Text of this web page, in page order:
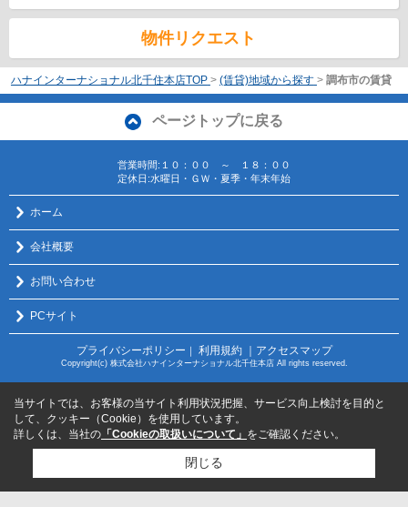
物件リクエスト
ハナインターナショナル北千住本店TOP > (賃貸)地域から探す > 調布市の賃貸
ページトップに戻る
営業時間:１０：００ ～ １８：００
定休日:水曜日・ＧＷ・夏季・年末年始
ホーム
会社概要
お問い合わせ
PCサイト
プライバシーポリシー ｜ 利用規約 ｜アクセスマップ
Copyright(c) 株式会社ハナインターナショナル北千住本店 All rights reserved.
当サイトでは、お客様の当サイト利用状況把握、サービス向上検討を目的と
して、クッキー（Cookie）を使用しています。
詳しくは、当社の 「Cookieの取扱いについて」 をご確認ください。
閉じる